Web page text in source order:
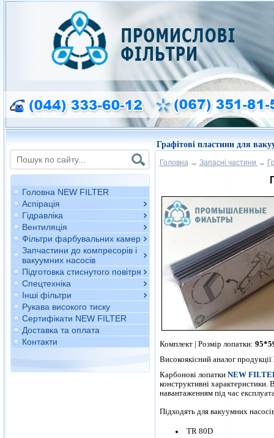
Головна NEW FILTER
Аспірація
Гідравліка
Вентиляція
Фільтри фарбувальних камер
Запчастини до компресорів і
вакуумних насосів
Підготовка стиснутого повітря
Спецтехніка
Інші фільтри
Рукава високого тиску
Сертифікати NEW FILTER
Доставка та оплата
Контакти
Графітові пластини для
Головна → Запасні частини →
Комплект | Розмір лопатки:
Високоякісний аналог продукції
Карбонові лопатки NEW
конструктивні характеристики.
навантаженням під час
Підходять для вакуумних
TR 80D